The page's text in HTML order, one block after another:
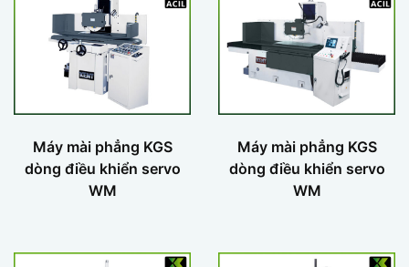
Máy mài phẳng KGS
dòng điều khiển servo
WM
Máy mài phẳng KGS
dòng điều khiển servo
WM